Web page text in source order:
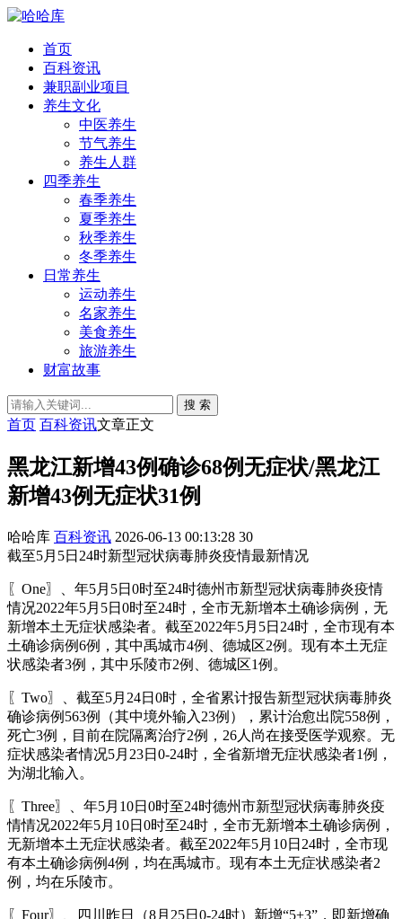
首页
百科资讯
兼职副业项目
养生文化
中医养生
节气养生
养生人群
四季养生
春季养生
夏季养生
秋季养生
冬季养生
日常养生
运动养生
名家养生
美食养生
旅游养生
财富故事
搜 索
首页 百科资讯文章正文
黑龙江新增43例确诊68例无症状/黑龙江
新增43例无症状31例
哈哈库 百科资讯 2026-06-13 00:13:28 30
截至5月5日24时新型冠状病毒肺炎疫情最新情况
〖One〗、年5月5日0时至24时德州市新型冠状病毒肺炎疫情
情况2022年5月5日0时至24时，全市无新增本土确诊病例，无
新增本土无症状感染者。截至2022年5月5日24时，全市现有本
土确诊病例6例，其中禹城市4例、德城区2例。现有本土无症
状感染者3例，其中乐陵市2例、德城区1例。
〖Two〗、截至5月24日0时，全省累计报告新型冠状病毒肺炎
确诊病例563例（其中境外输入23例），累计治愈出院558例，
死亡3例，目前在院隔离治疗2例，26人尚在接受医学观察。无
症状感染者情况5月23日0-24时，全省新增无症状感染者1例，
为湖北输入。
〖Three〗、年5月10日0时至24时德州市新型冠状病毒肺炎疫
情情况2022年5月10日0时至24时，全市无新增本土确诊病例，
无新增本土无症状感染者。截至2022年5月10日24时，全市现
有本土确诊病例4例，均在禹城市。现有本土无症状感染者2
例，均在乐陵市。
〖Four〗、四川昨日（8月25日0-24时）新增“5+3”，即新增确